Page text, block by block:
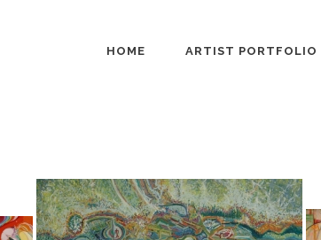
HOME ARTIST PORTFOLIO